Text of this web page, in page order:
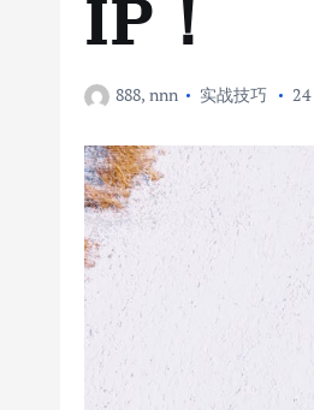
IP！
888, nnn 实战技巧 24